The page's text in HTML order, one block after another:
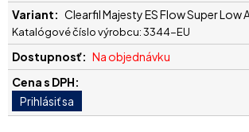
Clearfil Majesty ES Flow Super Low
Katalógové číslo výrobcu: 3344-EU
Na objednávku